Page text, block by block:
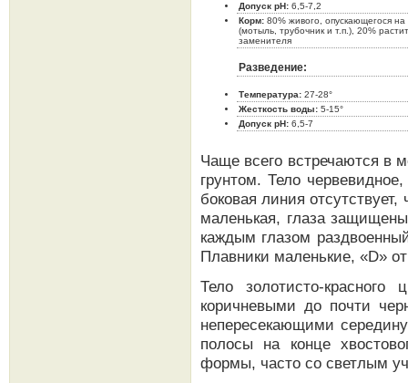
Допуск pH: 6,5-7,2
Корм: 80% живого, опускающегося на
(мотыль, трубочник и т.п.), 20%
заменителя
Разведение:
Температура: 27-28°
Жесткость воды: 5-15°
Допуск pH: 6,5-7
Чаще всего встречаются в
грунтом. Тело
боковая линия
маленькая, глаза
каждым глазом
Плавники маленькие, «D»
Тело золотисто-
коричневыми до почти
непересекающими
полосы на конце
формы, часто со светлым